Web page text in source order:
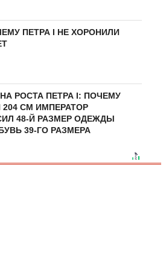
ПЕТРА I НЕ ХОРОНИЛИ
РОСТА ПЕТРА I: ПОЧЕМУ
204 СМ ИМПЕРАТОР
48-Й РАЗМЕР ОДЕЖДЫ
39-ГО РАЗМЕРА